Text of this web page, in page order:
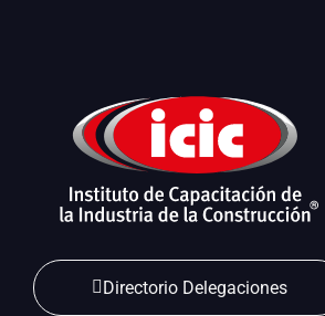
Directorio Delegaciones